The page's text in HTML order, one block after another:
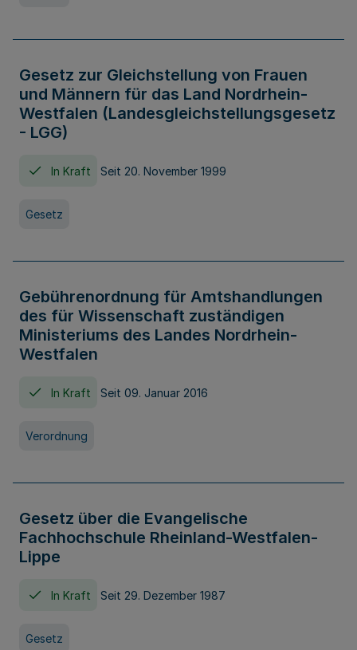
Gesetz zur Gleichstellung von Frauen
und Männern für das Land Nordrhein-
Westfalen (Landesgleichstellungsgesetz
- LGG)
In Kraft Seit 20. November 1999
Gesetz
Gebührenordnung für Amtshandlungen
des für Wissenschaft zuständigen
Ministeriums des Landes Nordrhein-
Westfalen
In Kraft Seit 09. Januar 2016
Verordnung
Gesetz über die Evangelische
Fachhochschule Rheinland-Westfalen-
Lippe
In Kraft Seit 29. Dezember 1987
Gesetz